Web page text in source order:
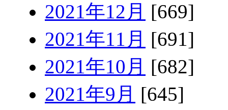
2021年12月 [669]
2021年11月 [691]
2021年10月 [682]
2021年9月 [645]